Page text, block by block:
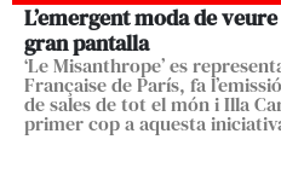
L’emergent moda de
gran pantalla
‘Le Misanthrope’ es
Française de París, fa
de sales de tot el món i Illa
primer cop a aquesta